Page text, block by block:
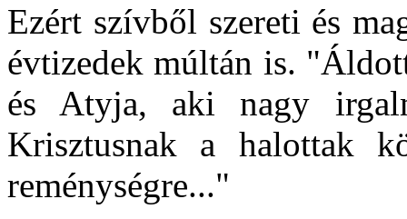
Ezért szívből szereti és
évtizedek múltán is.
és Atyja, aki nagy
Krisztusnak a halottak
reménységre..."